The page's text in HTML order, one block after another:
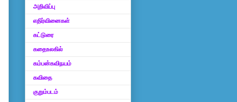
அறிவிப்பு
எதிர்வினைகள்
கட்டுரை
கதைஉலகில்
கம்பன்கவிநயம்
கவிதை
குறும்படம்